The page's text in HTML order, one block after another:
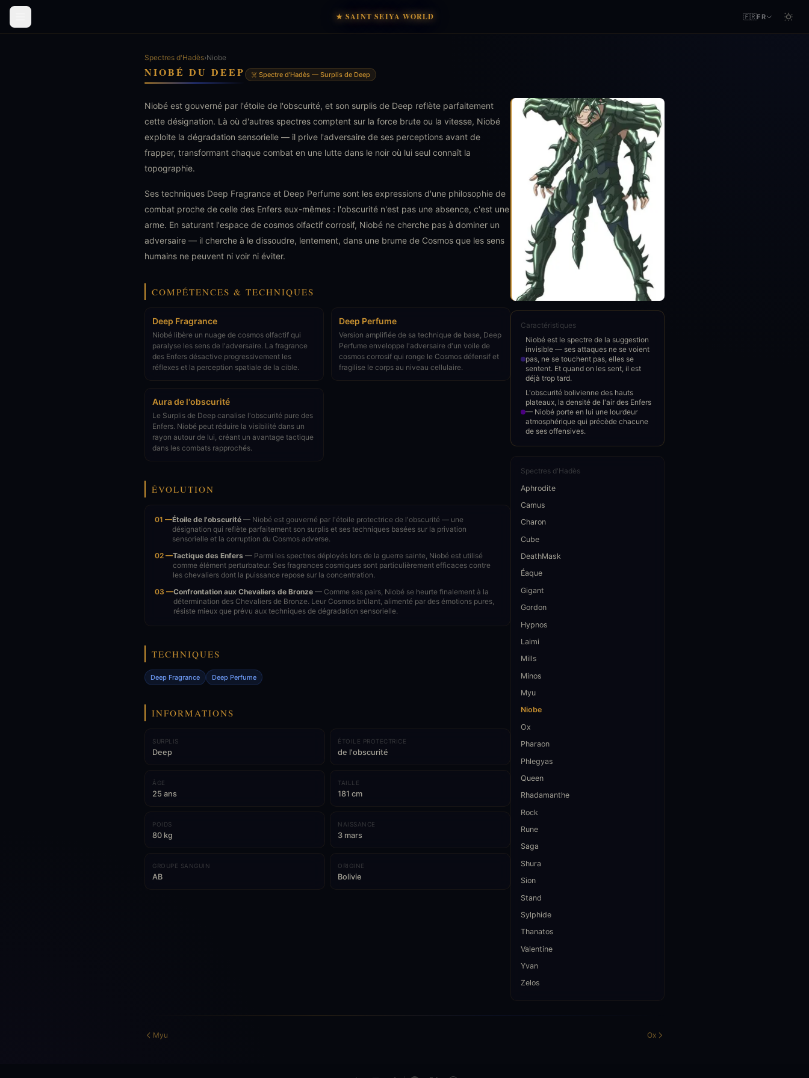
★ SAINT SEIYA WORLD 🇫🇷FR
Spectres d'Hadès›Niobe
NIOBÉ DU DEEP ☠️ Spectre d'Hadès — Surplis de Deep
Niobé est gouverné par l'étoile de l'obscurité, et son surplis de Deep reflète parfaitement
cette désignation. Là où d'autres spectres comptent sur la force brute ou la vitesse, Niobé
exploite la dégradation sensorielle — il prive l'adversaire de ses perceptions avant de
frapper, transformant chaque combat en une lutte dans le noir où lui seul connaît la
topographie.
Ses techniques Deep Fragrance et Deep Perfume sont les expressions d'une philosophie de
combat proche de celle des Enfers eux-mêmes : l'obscurité n'est pas une absence, c'est une
arme. En saturant l'espace de cosmos olfactif corrosif, Niobé ne cherche pas à dominer un
adversaire — il cherche à le dissoudre, lentement, dans une brume de Cosmos que les sens
humains ne peuvent ni voir ni éviter.
COMPÉTENCES & TECHNIQUES
Deep Fragrance
Niobé libère un nuage de cosmos olfactif qui
paralyse les sens de l'adversaire. La fragrance
des Enfers désactive progressivement les
réflexes et la perception spatiale de la cible.
Deep Perfume
Version amplifiée de sa technique de base, Deep
Perfume enveloppe l'adversaire d'un voile de
cosmos corrosif qui ronge le Cosmos défensif et
fragilise le corps au niveau cellulaire.
Aura de l'obscurité
Le Surplis de Deep canalise l'obscurité pure des
Enfers. Niobé peut réduire la visibilité dans un
rayon autour de lui, créant un avantage tactique
dans les combats rapprochés.
ÉVOLUTION
01 —Étoile de l'obscurité — Niobé est gouverné par l'étoile protectrice de l'obscurité — une
désignation qui reflète parfaitement son surplis et ses techniques basées sur la privation
sensorielle et la corruption du Cosmos adverse.
02 —Tactique des Enfers — Parmi les spectres déployés lors de la guerre sainte, Niobé est utilisé
comme élément perturbateur. Ses fragrances cosmiques sont particulièrement efficaces contre
les chevaliers dont la puissance repose sur la concentration.
03 —Confrontation aux Chevaliers de Bronze — Comme ses pairs, Niobé se heurte finalement à la
détermination des Chevaliers de Bronze. Leur Cosmos brûlant, alimenté par des émotions pures,
résiste mieux que prévu aux techniques de dégradation sensorielle.
TECHNIQUES
Deep Fragrance Deep Perfume
INFORMATIONS
SURPLIS
Deep
ÉTOILE PROTECTRICE
de l'obscurité
ÂGE
25 ans
TAILLE
181 cm
POIDS
80 kg
NAISSANCE
3 mars
GROUPE SANGUIN
AB
ORIGINE
Bolivie
Caractéristiques
Niobé est le spectre de la suggestion
invisible — ses attaques ne se voient
pas, ne se touchent pas, elles se
sentent. Et quand on les sent, il est
déjà trop tard.
L'obscurité bolivienne des hauts
plateaux, la densité de l'air des Enfers
— Niobé porte en lui une lourdeur
atmosphérique qui précède chacune
de ses offensives.
Spectres d'Hadès
Aphrodite
Camus
Charon
Cube
DeathMask
Éaque
Gigant
Gordon
Hypnos
Laimi
Mills
Minos
Myu
Niobe
Ox
Pharaon
Phlegyas
Queen
Rhadamanthe
Rock
Rune
Saga
Shura
Sion
Stand
Sylphide
Thanatos
Valentine
Yvan
Zelos
Myu Ox